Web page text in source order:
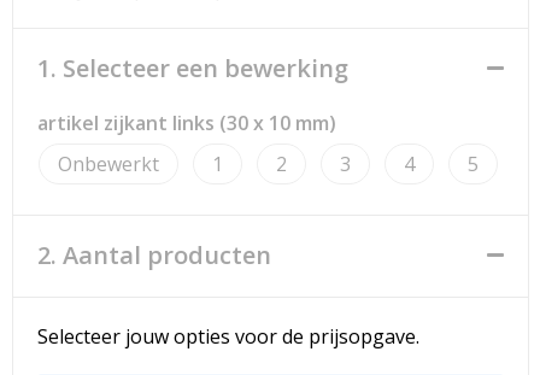
Waterbestendige tassen
Duffeltassen
Autotassen
1. Selecteer een bewerking
artikel zijkant links (30 x 10 mm)
Onbewerkt
1 2 3 4 5
2. Aantal producten
Selecteer jouw opties voor de prijsopgave.